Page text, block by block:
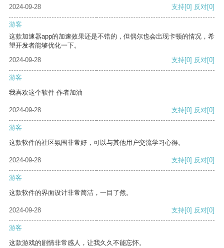
2024-09-28
支持[0] 反对[0]
游客
这款加速器app的加速效果还是不错的，但偶尔也会出现卡顿的情况，希
望开发者能够优化一下。
2024-09-28
支持[0] 反对[0]
游客
我喜欢这个软件 作者加油
2024-09-28 支持[0] 反对[0]
游客
这款软件的社区氛围非常好，可以与其他用户交流学习心得。
2024-09-28 支持[0] 反对[0]
游客
这款软件的界面设计非常简洁，一目了然。
2024-09-28 支持[0] 反对[0]
游客
这款游戏的剧情非常感人，让我久久不能忘怀。